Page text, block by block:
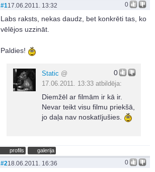
0
#117.06.2011. 13:32
Labs raksts, nekas daudz, bet konkrēti tas, ko
vēlējos uzzināt.
Paldies!
0
Static @
17.06.2011. 13:33 atbildēja:
Diemžēl ar filmām ir kā ir.
Nevar teikt visu filmu priekšā,
jo daļa nav noskatījušies.
profils galerija
0
#218.06.2011. 16:36